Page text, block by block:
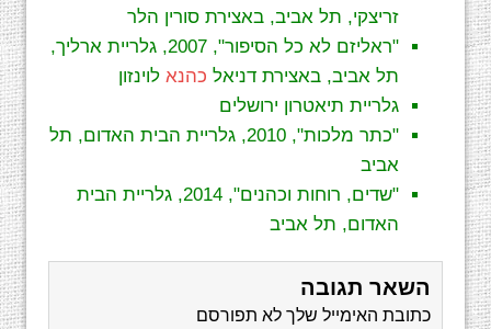
זריצקי, תל אביב, באצירת סורין הלר
"ראליזם לא כל הסיפור", 2007, גלריית ארליך,
תל אביב, באצירת דניאל כהנא לוינזון
גלריית תיאטרון ירושלים
"כתר מלכות", 2010, גלריית הבית האדום, תל
אביב
"שדים, רוחות וכהנים", 2014, גלריית הבית
האדום, תל אביב
השאר תגובה
כתובת האימייל שלך לא תפורסם